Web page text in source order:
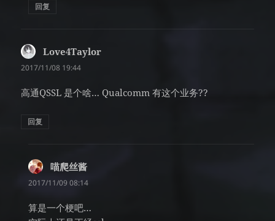
回复
Love4Taylor
2017/11/08 19:44
高通QSSL 是个啥… Qualcomm 有这个业务??
回复
喵爬丝酱
道：
2017/11/09 08:14
算是一个梗吧…